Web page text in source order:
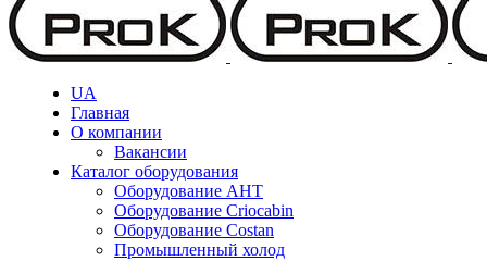
UA
Главная
О компании
Вакансии
Каталог оборудования
Оборудование AHT
Оборудование Criocabin
Оборудование Costan
Промышленный холод